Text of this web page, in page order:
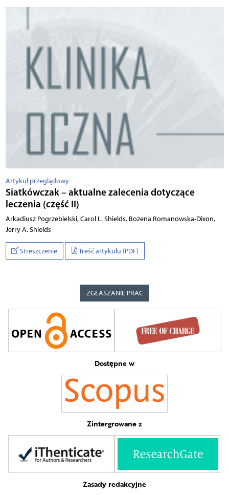
Artykuł przeglądowy
Siatkówczak – aktualne zalecenia dotyczące
leczenia (część II)
Arkadiusz Pogrzebielski, Carol L. Shields, Bożena Romanowska-Dixon,
Jerry A. Shields
Streszczenie Treść artykułu (PDF)
ZGŁASZANIE PRAC
Dostępne w
Zintergrowane z
Zasady redakcyjne